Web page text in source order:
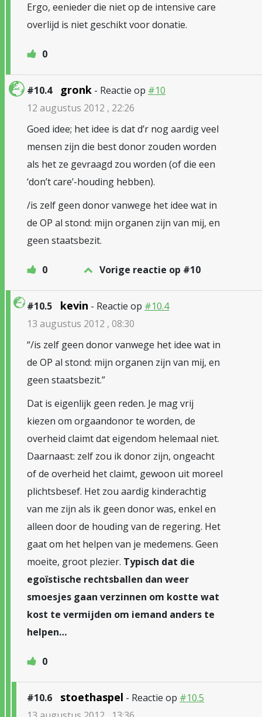
Ergo, eenieder die niet op de intensive care
overlijd is niet geschikt voor donatie.
0
#10.4 gronk - Reactie op #10
12 augustus 2012 , 22:26
Goed idee; het idee is dat d’r nog aardig veel
mensen zijn die best donor zouden worden
als het ze gevraagd zou worden (of die een
‘don’t care’-houding hebben).
/is zelf geen donor vanwege het idee wat in
de OP al stond: mijn organen zijn van mij, en
geen staatsbezit.
0 Vorige reactie op #10
#10.5 kevin - Reactie op #10.4
13 augustus 2012 , 08:30
“/is zelf geen donor vanwege het idee wat in
de OP al stond: mijn organen zijn van mij, en
geen staatsbezit.”
Dat is eigenlijk geen reden. Je mag vrij
kiezen om orgaandonor te worden, de
overheid claimt dat eigendom helemaal niet.
Daarnaast: zelf zou ik donor zijn, ongeacht
of de overheid het claimt, gewoon uit moreel
plichtsbesef. Het zou aardig kinderachtig
van me zijn als ik geen donor was, enkel en
alleen door de houding van de regering. Het
gaat om het helpen van je medemens. Geen
moeite, groot plezier. Typisch dat die
egoïstische rechtsballen dan weer
smoesjes gaan verzinnen om kostte wat
kost te vermijden om iemand anders te
helpen…
0
#10.6 stoethaspel - Reactie op #10.5